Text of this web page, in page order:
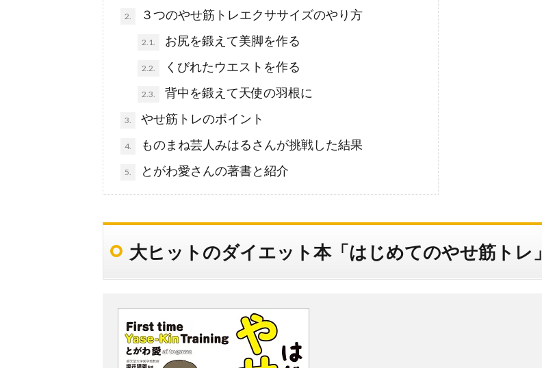
2. ３つのやせ筋トレエクササイズのやり方
2.1. お尻を鍛えて美脚を作る
2.2. くびれたウエストを作る
2.3. 背中を鍛えて天使の羽根に
3. やせ筋トレのポイント
4. ものまね芸人みはるさんが挑戦した結果
5. とがわ愛さんの著書と紹介
大ヒットのダイエット本「はじめてのやせ筋トレ」